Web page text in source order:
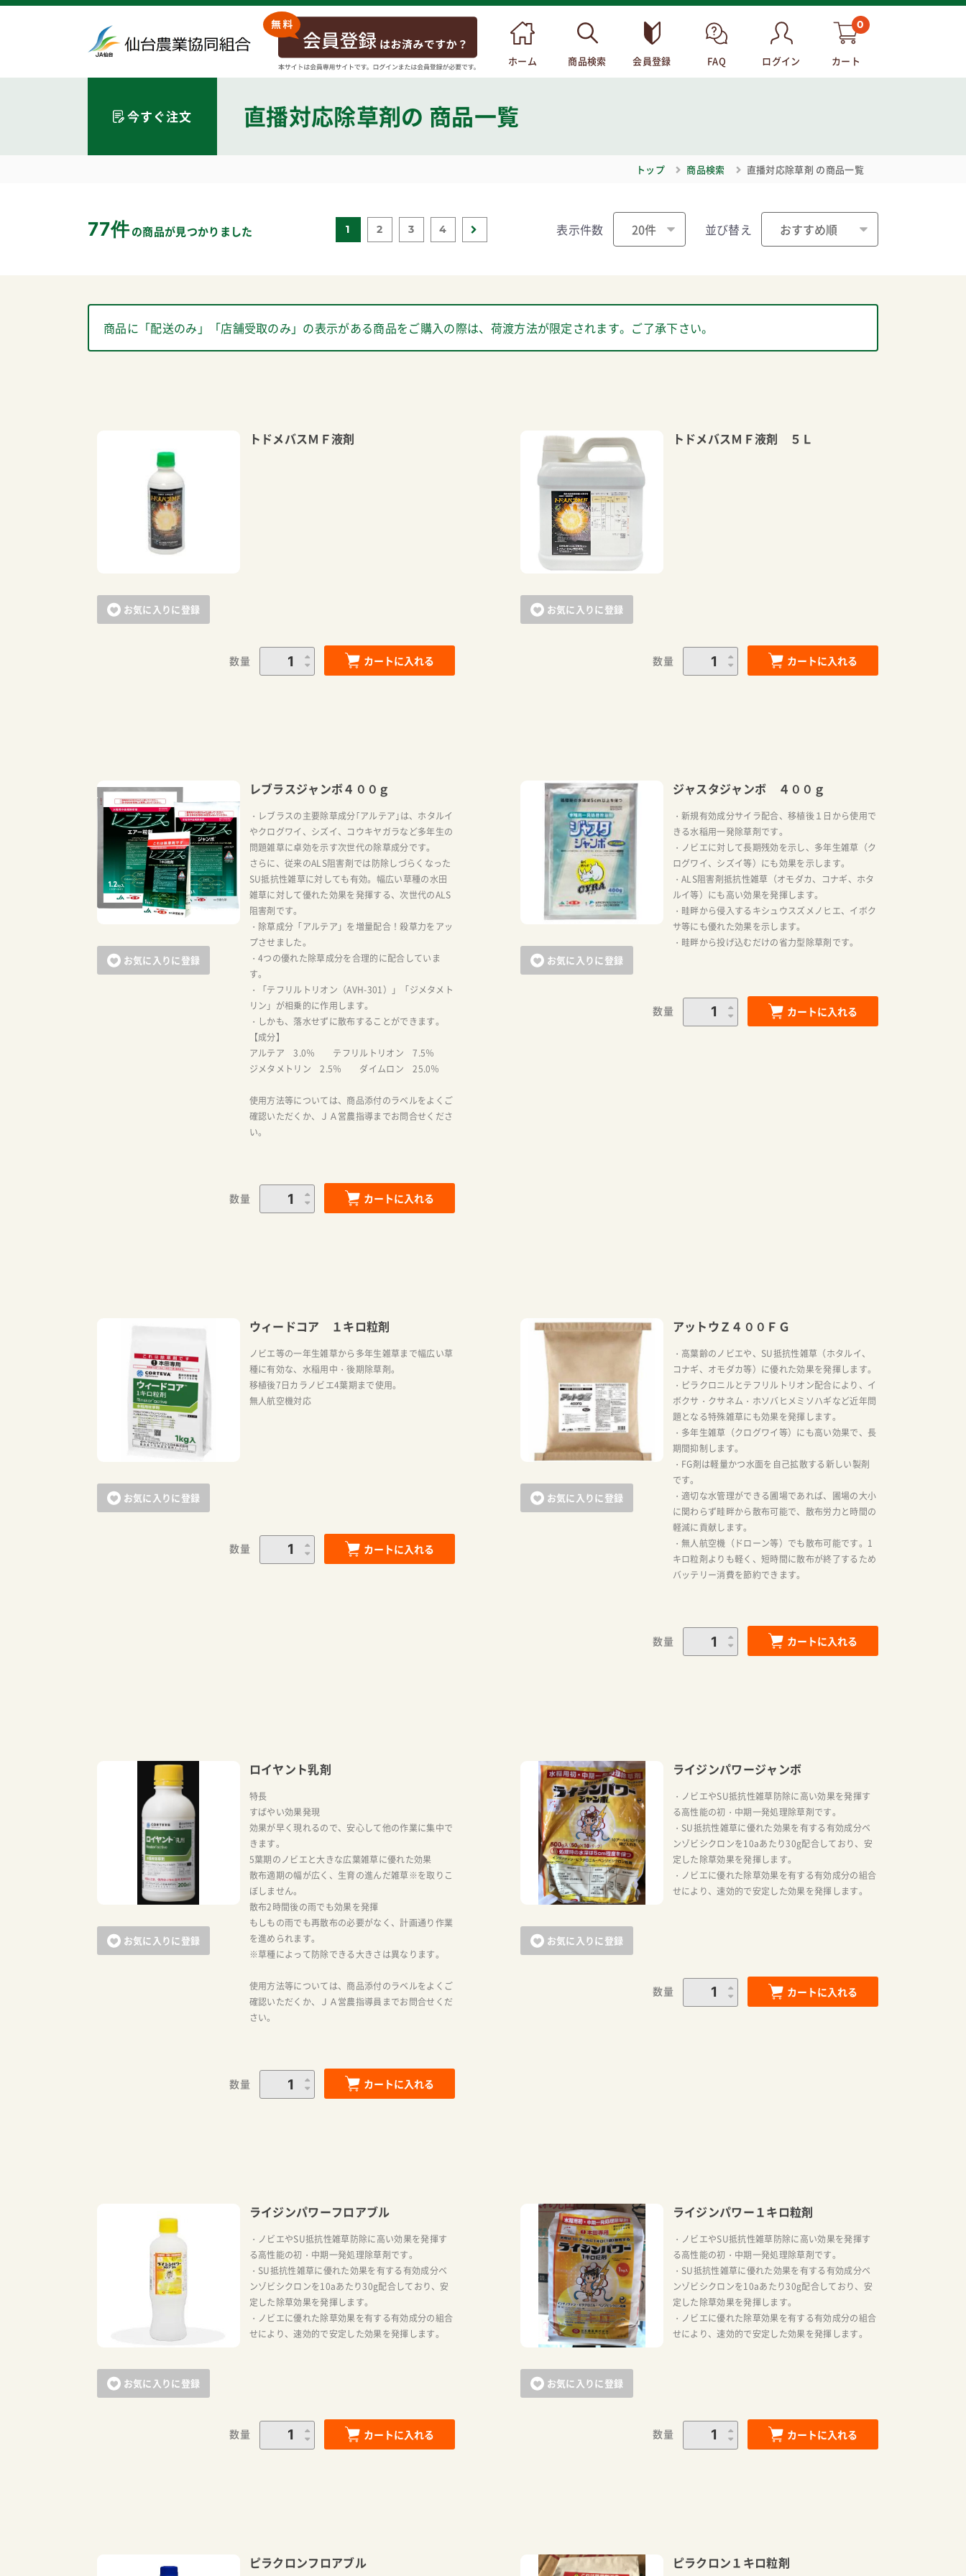
ホーム 商品検索 会員登録 FAQ ログイン
0
カート
今すぐ注文 直播対応除草剤の 商品一覧
トップ 商品検索 直播対応除草剤 の商品一覧
77件の商品が見つかりました 1 2 3 4 表示件数 並び替え
商品に「配送のみ」「店舗受取のみ」の表示がある商品をご購入の際は、荷渡方法が限定されます。ご了承下さい。
お気に入りに登録
トドメバスＭＦ液剤
数量 カートに入れる
お気に入りに登録
トドメバスＭＦ液剤 ５Ｌ
数量 カートに入れる
お気に入りに登録
レブラスジャンボ４００ｇ
・レブラスの主要除草成分｢アルテア｣は、ホタルイ
やクログワイ、シズイ、コウキヤガラなど多年生の
問題雑草に卓効を示す次世代の除草成分です。
さらに、従来のALS阻害剤では防除しづらくなった
SU抵抗性雑草に対しても有効。幅広い草種の水田
雑草に対して優れた効果を発揮する、次世代のALS
阻害剤です。
・除草成分「アルテア」を増量配合！殺草力をアッ
プさせました。
・4つの優れた除草成分を合理的に配合していま
す。
・「テフリルトリオン（AVH-301）」「ジメタメト
リン」が相乗的に作用します。
・しかも、落水せずに散布することができます。
【成分】
アルテア 3.0％ テフリルトリオン 7.5％
ジメタメトリン 2.5％ ダイムロン 25.0％
使用方法等については、商品添付のラベルをよくご
確認いただくか、ＪＡ営農指導までお問合せくださ
い。
数量 カートに入れる
お気に入りに登録
ジャスタジャンボ ４００ｇ
・新規有効成分サイラ配合、移植後１日から使用で
きる水稲用一発除草剤です。
・ノビエに対して長期残効を示し、多年生雑草（ク
ログワイ、シズイ等）にも効果を示します。
・ALS阻害剤抵抗性雑草（オモダカ、コナギ、ホタ
ルイ等）にも高い効果を発揮します。
・畦畔から侵入するキシュウスズメノヒエ、イボク
サ等にも優れた効果を示します。
・畦畔から投げ込むだけの省力型除草剤です。
数量 カートに入れる
お気に入りに登録
ウィードコア １キロ粒剤
ノビエ等の一年生雑草から多年生雑草まで幅広い草
種に有効な、水稲用中・後期除草剤。
移植後7日カラノビエ4葉期まで使用。
無人航空機対応
数量 カートに入れる
お気に入りに登録
アットウＺ４００ＦＧ
・高葉齢のノビエや、SU抵抗性雑草（ホタルイ、
コナギ、オモダカ等）に優れた効果を発揮します。
・ピラクロニルとテフリルトリオン配合により、イ
ボクサ・クサネム・ホソバヒメミソハギなど近年問
題となる特殊雑草にも効果を発揮します。
・多年生雑草（クログワイ等）にも高い効果で、長
期間抑制します。
・FG剤は軽量かつ水面を自己拡散する新しい製剤
です。
・適切な水管理ができる圃場であれば、圃場の大小
に関わらず畦畔から散布可能で、散布労力と時間の
軽減に貢献します。
・無人航空機（ドローン等）でも散布可能です。1
キロ粒剤よりも軽く、短時間に散布が終了するため
バッテリー消費を節約できます。
数量 カートに入れる
お気に入りに登録
ロイヤント乳剤
特長
すばやい効果発現
効果が早く現れるので、安心して他の作業に集中で
きます。
5葉期のノビエと大きな広葉雑草に優れた効果
散布適期の幅が広く、生育の進んだ雑草※を取りこ
ぼしません。
散布2時間後の雨でも効果を発揮
もしもの雨でも再散布の必要がなく、計画通り作業
を進められます。
※草種によって防除できる大きさは異なります。
使用方法等については、商品添付のラベルをよくご
確認いただくか、ＪＡ営農指導員までお問合せくだ
さい。
数量 カートに入れる
お気に入りに登録
ライジンパワージャンボ
・ノビエやSU抵抗性雑草防除に高い効果を発揮す
る高性能の初・中期一発処理除草剤です。
・SU抵抗性雑草に優れた効果を有する有効成分ベ
ンゾビシクロンを10aあたり30g配合しており、安
定した除草効果を発揮します。
・ノビエに優れた除草効果を有する有効成分の組合
せにより、速効的で安定した効果を発揮します。
数量 カートに入れる
お気に入りに登録
ライジンパワーフロアブル
・ノビエやSU抵抗性雑草防除に高い効果を発揮す
る高性能の初・中期一発処理除草剤です。
・SU抵抗性雑草に優れた効果を有する有効成分ベ
ンゾビシクロンを10aあたり30g配合しており、安
定した除草効果を発揮します。
・ノビエに優れた除草効果を有する有効成分の組合
せにより、速効的で安定した効果を発揮します。
数量 カートに入れる
お気に入りに登録
ライジンパワー１キロ粒剤
・ノビエやSU抵抗性雑草防除に高い効果を発揮す
る高性能の初・中期一発処理除草剤です。
・SU抵抗性雑草に優れた効果を有する有効成分ベ
ンゾビシクロンを10aあたり30g配合しており、安
定した除草効果を発揮します。
・ノビエに優れた除草効果を有する有効成分の組合
せにより、速効的で安定した効果を発揮します。
数量 カートに入れる
ピラクロンフロアブル ピラクロン１キロ粒剤